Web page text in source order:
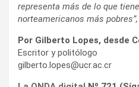
representa más de lo que
norteamericanos más pobres”,
Por Gilberto Lopes, desde
Escritor y politólogo
gilberto.lopes@ucr.ac.cr